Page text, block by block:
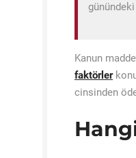
Kanun
faktörler
cinsinden